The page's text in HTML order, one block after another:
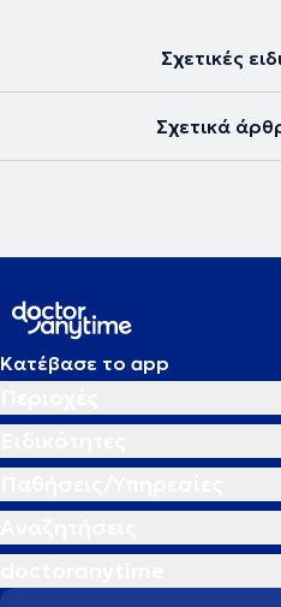
οδοντιατρικές υπηρεσίες της ίδιας
περιλαμβάνουν μεταξύ άλλων
όψεις, οδοντοστοιχίες.
αισθητική οδοντιατρική, όχι μόνο
επιστημονική τεχνογνωσία και
ομάδα της η αισθητική είναι τρόπος ζωής. Η ομάδα
Σχετικές
Σχετικά
Κατέβασε το app